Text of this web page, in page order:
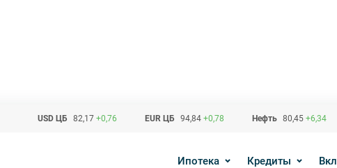
USD ЦБ 82,17 +0,76 EUR ЦБ 94,84 +0,78 Нефть 80,45 +6,34
Ипотека Кредиты